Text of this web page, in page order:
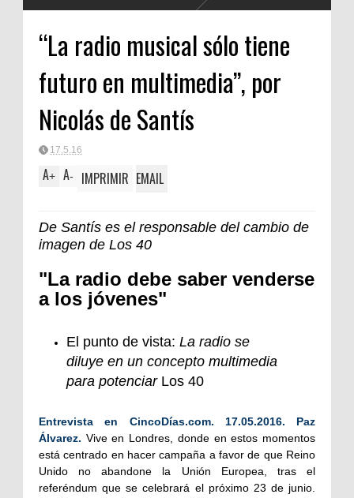
“La radio musical sólo tiene
futuro en multimedia”, por
Nicolás de Santís
17.5.16
A+ A- IMPRIMIR EMAIL
De Santís es el responsable del cambio de
imagen de Los 40
"La radio debe saber venderse
a los jóvenes"
El punto de vista: La radio se
diluye en un concepto multimedia
para potenciar Los 40
Entrevista en CincoDías.com. 17.05.2016. Paz
Álvarez. Vive en Londres, donde en estos momentos
está centrado en hacer campaña a favor de que Reino
Unido no abandone la Unión Europea, tras el
referéndum que se celebrará el próximo 23 de junio.